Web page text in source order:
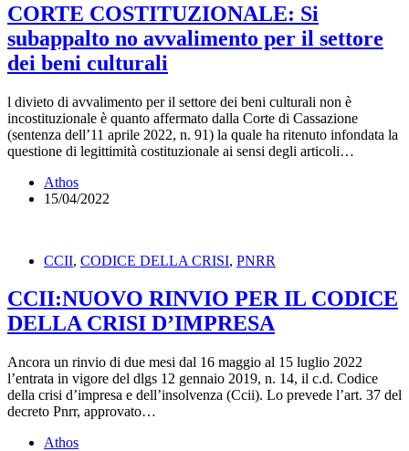
CORTE COSTITUZIONALE: Si
subappalto no avvalimento per il settore
dei beni culturali
l divieto di avvalimento per il settore dei beni culturali non è
incostituzionale è quanto affermato dalla Corte di Cassazione
(sentenza dell’11 aprile 2022, n. 91) la quale ha ritenuto infondata la
questione di legittimità costituzionale ai sensi degli articoli…
Athos
15/04/2022
CCII, CODICE DELLA CRISI, PNRR
CCII:NUOVO RINVIO PER IL CODICE
DELLA CRISI D’IMPRESA
Ancora un rinvio di due mesi dal 16 maggio al 15 luglio 2022
l’entrata in vigore del dlgs 12 gennaio 2019, n. 14, il c.d. Codice
della crisi d’impresa e dell’insolvenza (Ccii). Lo prevede l’art. 37 del
decreto Pnrr, approvato…
Athos